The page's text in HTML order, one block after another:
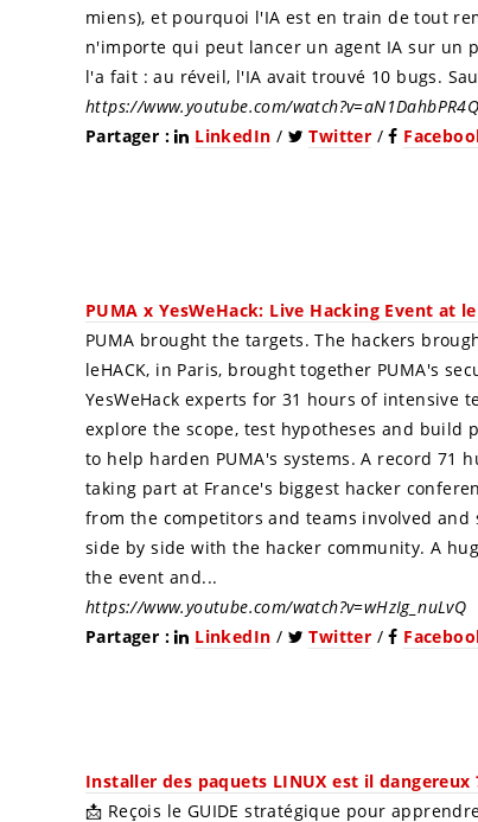
miens), et pourquoi l'IA est en train de tout
n'importe qui peut lancer un agent IA sur un
l'a fait : au réveil, l'IA avait trouvé 10 bugs.
https://www.youtube.com/watch?v=aN1DahbPR4Q
Partager :
LinkedIn / Twitter /
PUMA x YesWeHack: Live Hacking Event at
PUMA brought the targets. The hackers
leHACK, in Paris, brought together PUMA's
YesWeHack experts for 31 hours of
explore the scope, test hypotheses and build
to help harden PUMA's systems. A record 71
taking part at France's biggest hacker
from the competitors and teams involved
side by side with the hacker community. A
the event and...
https://www.youtube.com/watch?v=wHzIg_nuLvQ
Partager :
LinkedIn / Twitter /
Installer des paquets LINUX est il dangereux
📩 Reçois le GUIDE stratégique pour